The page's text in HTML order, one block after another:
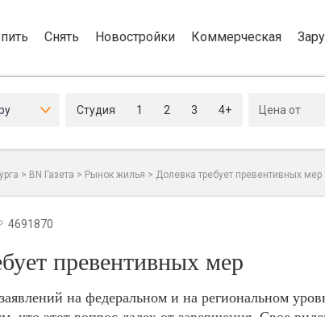
Снять Новостройки Коммерческая
Студия 1 2 3 4+
> BN Газета > Рынок жилья > Долевка требует превентивных мер
4691870
превентивных мер
на федеральном и на региональном